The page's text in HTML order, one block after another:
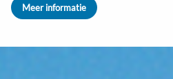
Meer informatie